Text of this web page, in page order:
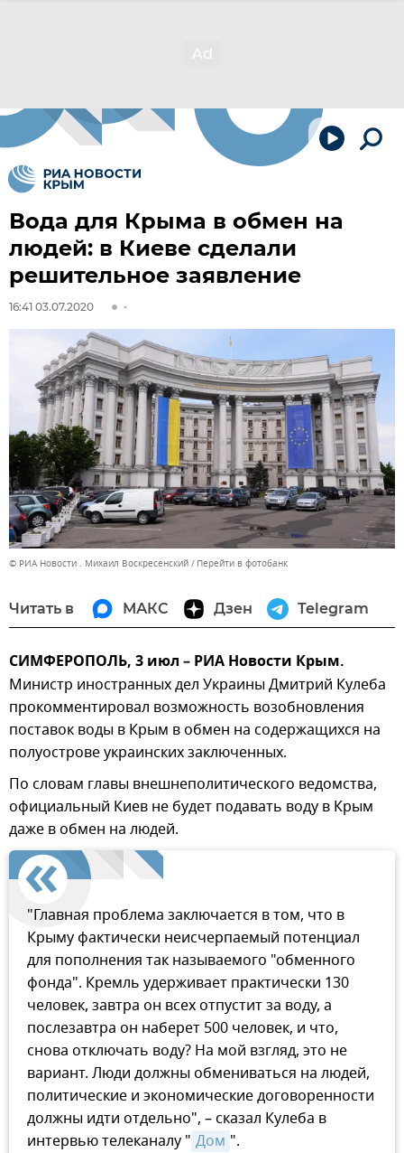
Вода для Крыма в обмен на
людей: в Киеве сделали
решительное заявление
16:41 03.07.2020
© РИА Новости . Михаил Воскресенский Перейти в фотобанк
Читать в МАКС Дзен Telegram
СИМФЕРОПОЛЬ, 3 июл – РИА Новости Крым.
Министр иностранных дел Украины Дмитрий Кулеба
прокомментировал возможность возобновления
поставок воды в Крым в обмен на содержащихся на
полуострове украинских заключенных.
По словам главы внешнеполитического ведомства,
официальный Киев не будет подавать воду в Крым
даже в обмен на людей.
"Главная проблема заключается в том, что в
Крыму фактически неисчерпаемый потенциал
для пополнения так называемого "обменного
фонда". Кремль удерживает практически 130
человек, завтра он всех отпустит за воду, а
послезавтра он наберет 500 человек, и что,
снова отключать воду? На мой взгляд, это не
вариант. Люди должны обмениваться на людей,
политические и экономические договоренности
должны идти отдельно", – сказал Кулеба в
интервью телеканалу " Дом ".